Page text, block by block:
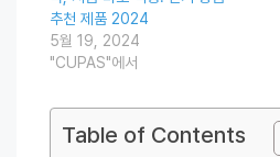
추천 제품 2024
5월 19, 2024
"CUPAS"에서
Table of Contents